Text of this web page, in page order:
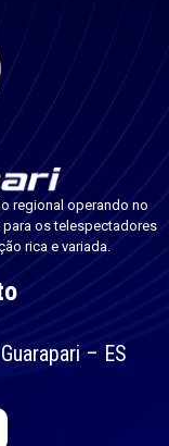
regional operando no
os telespectadores
rica e variada.
– ES